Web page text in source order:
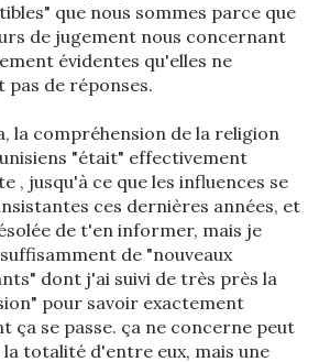
que nous sommes parce que
de jugement nous concernant
évidentes qu'elles ne
de réponses.
la compréhension de la religion
"était" effectivement
, jusqu'à ce que les influences se
ces dernières années, et
de t'en informer, mais je
de "nouveaux
dont j'ai suivi de très près la
pour savoir exactement
ça se passe. ça ne concerne peut
la totalité d'entre eux, mais une